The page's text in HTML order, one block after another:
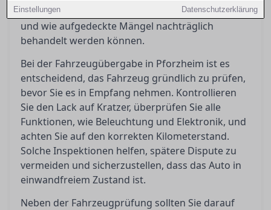
Einstellungen Datenschutzerklärung
aufzeigt, welche Dokumente erforderlich sind
und wie aufgedeckte Mängel nachträglich
behandelt werden können.
Bei der Fahrzeugübergabe in Pforzheim ist es
entscheidend, das Fahrzeug gründlich zu prüfen,
bevor Sie es in Empfang nehmen. Kontrollieren
Sie den Lack auf Kratzer, überprüfen Sie alle
Funktionen, wie Beleuchtung und Elektronik, und
achten Sie auf den korrekten Kilometerstand.
Solche Inspektionen helfen, spätere Dispute zu
vermeiden und sicherzustellen, dass das Auto in
einwandfreiem Zustand ist.
Neben der Fahrzeugprüfung sollten Sie darauf